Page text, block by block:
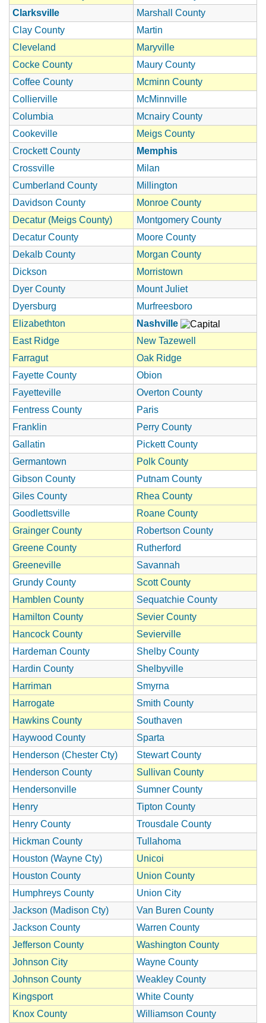
Clarksville
Marshall County
Clay County
Martin
Cleveland
Maryville
Cocke County
Maury County
Coffee County
Mcminn County
Collierville
McMinnville
Columbia
Mcnairy County
Cookeville
Meigs County
Crockett County
Memphis
Crossville
Milan
Cumberland County
Millington
Davidson County
Monroe County
Decatur (Meigs County)
Montgomery County
Decatur County
Moore County
Dekalb County
Morgan County
Dickson
Morristown
Dyer County
Mount Juliet
Dyersburg
Murfreesboro
Elizabethton
Nashville
East Ridge
New Tazewell
Farragut
Oak Ridge
Fayette County
Obion
Fayetteville
Overton County
Fentress County
Paris
Franklin
Perry County
Gallatin
Pickett County
Germantown
Polk County
Gibson County
Putnam County
Giles County
Rhea County
Goodlettsville
Roane County
Grainger County
Robertson County
Greene County
Rutherford
Greeneville
Savannah
Grundy County
Scott County
Hamblen County
Sequatchie County
Hamilton County
Sevier County
Hancock County
Sevierville
Hardeman County
Shelby County
Hardin County
Shelbyville
Harriman
Smyrna
Harrogate
Smith County
Hawkins County
Southaven
Haywood County
Sparta
Henderson (Chester Cty)
Stewart County
Henderson County
Sullivan County
Hendersonville
Sumner County
Henry
Tipton County
Henry County
Trousdale County
Hickman County
Tullahoma
Houston (Wayne Cty)
Unicoi
Houston County
Union County
Humphreys County
Union City
Jackson (Madison Cty)
Van Buren County
Jackson County
Warren County
Jefferson County
Washington County
Johnson City
Wayne County
Johnson County
Weakley County
Kingsport
White County
Knox County
Williamson County